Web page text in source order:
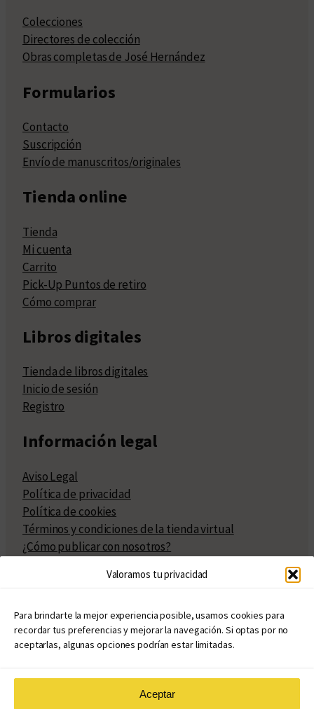
Valoramos tu privacidad
Para brindarte la mejor experiencia posible, usamos cookies para
recordar tus preferencias y mejorar la navegación. Si optas por no
aceptarlas, algunas opciones podrían estar limitadas.
Aceptar
Colecciones
Directores de colección
Obras completas de José Hernández
Formularios
Contacto
Suscripción
Envío de manuscritos/originales
Tienda online
Tienda
Mi cuenta
Carrito
Pick-Up Puntos de retiro
Cómo comprar
Libros digitales
Tienda de libros digitales
Inicio de sesión
Registro
Información legal
Aviso Legal
Política de privacidad
Política de cookies
Términos y condiciones de la tienda virtual
¿Cómo publicar con nosotros?
Políticas de publicación
Políticas de coedición
Atribuciones